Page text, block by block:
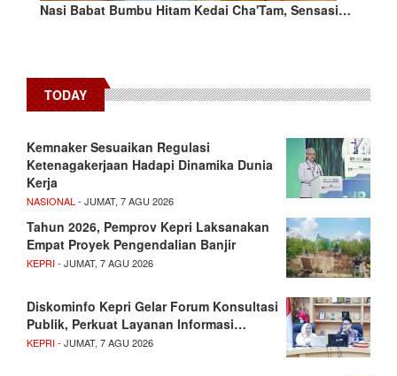
Nasi Babat Bumbu Hitam Kedai Cha'Tam, Sensasi…
TODAY
Kemnaker Sesuaikan Regulasi
Ketenagakerjaan Hadapi Dinamika Dunia
Kerja
NASIONAL- JUMAT, 7 AGU 2026
Tahun 2026, Pemprov Kepri Laksanakan
Empat Proyek Pengendalian Banjir
KEPRI- JUMAT, 7 AGU 2026
Diskominfo Kepri Gelar Forum Konsultasi
Publik, Perkuat Layanan Informasi…
KEPRI- JUMAT, 7 AGU 2026